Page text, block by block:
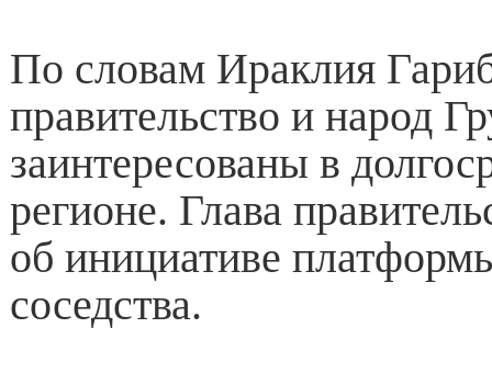
По словам Ираклия
правительство и народ
заинтересованы в
регионе. Глава
об инициативе
соседства.